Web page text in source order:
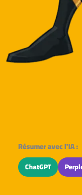
Résumer avec l'IA :
ChatGPT